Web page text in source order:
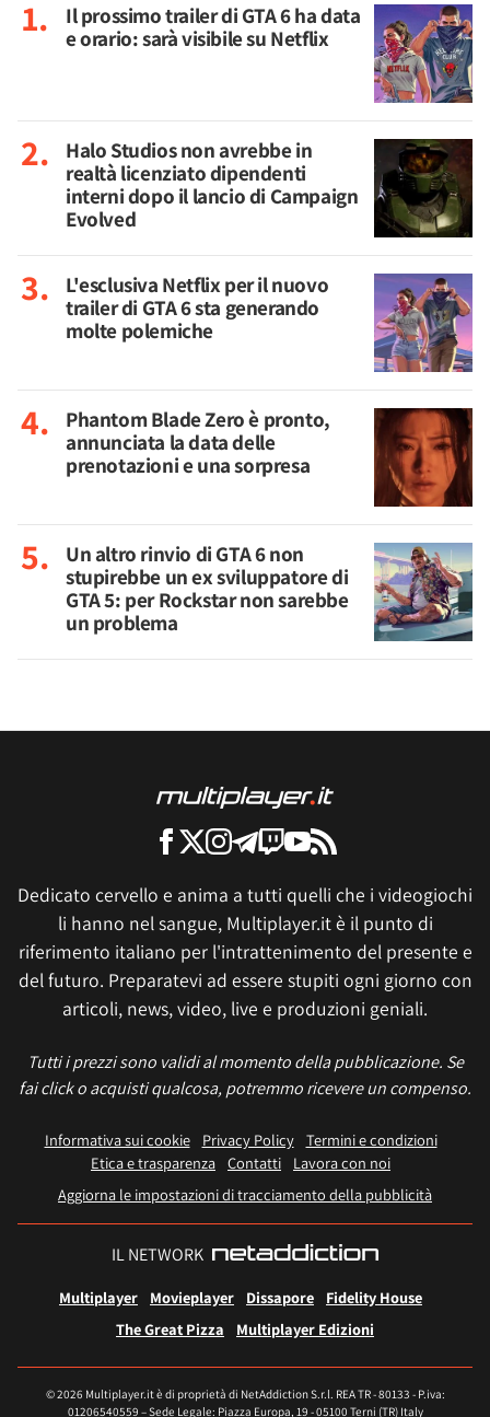
Il prossimo trailer di GTA 6 ha data
e orario: sarà visibile su Netflix
Halo Studios non avrebbe in
realtà licenziato dipendenti
interni dopo il lancio di Campaign
Evolved
L'esclusiva Netflix per il nuovo
trailer di GTA 6 sta generando
molte polemiche
Phantom Blade Zero è pronto,
annunciata la data delle
prenotazioni e una sorpresa
Un altro rinvio di GTA 6 non
stupirebbe un ex sviluppatore di
GTA 5: per Rockstar non sarebbe
un problema
Dedicato cervello e anima a tutti quelli che i videogiochi
li hanno nel sangue, Multiplayer.it è il punto di
riferimento italiano per l'intrattenimento del presente e
del futuro. Preparatevi ad essere stupiti ogni giorno con
articoli, news, video, live e produzioni geniali.
Tutti i prezzi sono validi al momento della pubblicazione. Se
fai click o acquisti qualcosa, potremmo ricevere un compenso.
Informativa sui cookie Privacy Policy
Termini e condizioni
Etica e trasparenza Contatti
Lavora con noi
Aggiorna le impostazioni di tracciamento della pubblicità
IL NETWORK
Multiplayer Movieplayer Dissapore
Fidelity House
The Great Pizza
Multiplayer Edizioni
© 2026 Multiplayer.it è di proprietà di NetAddiction S.r.l. REA TR - 80133 - P.iva:
01206540559 – Sede Legale: Piazza Europa, 19 - 05100 Terni (TR) Italy